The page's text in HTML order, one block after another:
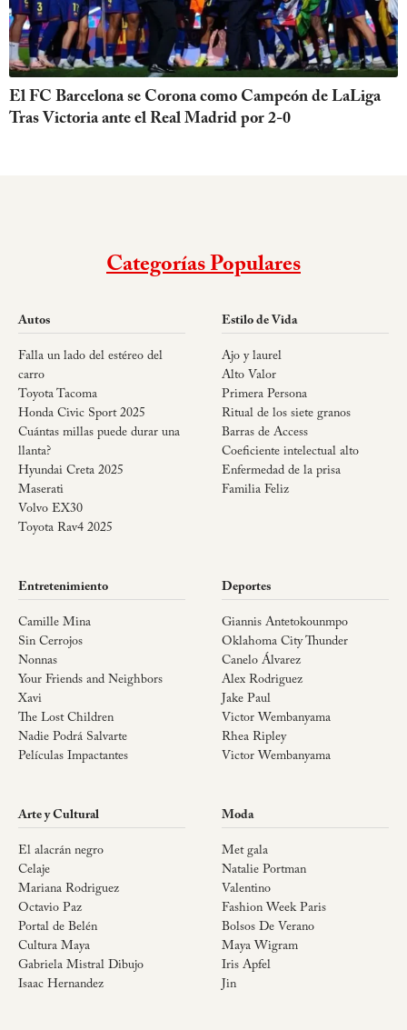
El FC Barcelona se Corona como Campeón de LaLiga
Tras Victoria ante el Real Madrid por 2-0
Categorías Populares
Autos
Falla un lado del estéreo del
carro
Toyota Tacoma
Honda Civic Sport 2025
Cuántas millas puede durar una
llanta?
Hyundai Creta 2025
Maserati
Volvo EX30
Toyota Rav4 2025
Estilo de Vida
Ajo y laurel
Alto Valor
Primera Persona
Ritual de los siete granos
Barras de Access
Coeficiente intelectual alto
Enfermedad de la prisa
Familia Feliz
Entretenimiento
Camille Mina
Sin Cerrojos
Nonnas
Your Friends and Neighbors
Xavi
The Lost Children
Nadie Podrá Salvarte
Películas Impactantes
Deportes
Giannis Antetokounmpo
Oklahoma City Thunder
Canelo Álvarez
Alex Rodriguez
Jake Paul
Victor Wembanyama
Rhea Ripley
Victor Wembanyama
Arte y Cultural
El alacrán negro
Celaje
Mariana Rodriguez
Octavio Paz
Portal de Belén
Cultura Maya
Gabriela Mistral Dibujo
Isaac Hernandez
Moda
Met gala
Natalie Portman
Valentino
Fashion Week Paris
Bolsos De Verano
Maya Wigram
Iris Apfel
Jin